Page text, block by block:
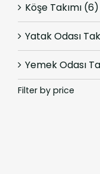
Köşe Takımı (6)
Yatak Odası
Yemek Odası
Filter by price